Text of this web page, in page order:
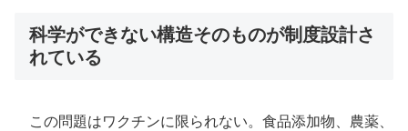
科学ができない構造そのものが制度設計さ
れている
この問題はワクチンに限られない。食品添加物、農薬、